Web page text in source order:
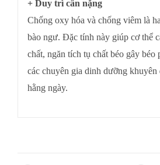
+ Duy trì cân nặng
Chống oxy hóa và chống viêm là
bào ngư. Đặc tính này giúp cơ thể
chất, ngăn tích tụ chất béo gây
các chuyên gia dinh dưỡng khuyên
hằng ngày.